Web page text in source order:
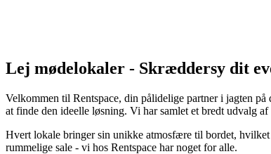
Lej mødelokaler - Skræddersy dit
Velkommen til Rentspace, din pålidelige partner i jagten
at finde den ideelle løsning. Vi har samlet et bredt udvalg
Hvert lokale bringer sin unikke atmosfære til bordet,
rummelige sale - vi hos Rentspace har noget for alle.